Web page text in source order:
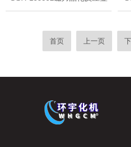
首页 上一页